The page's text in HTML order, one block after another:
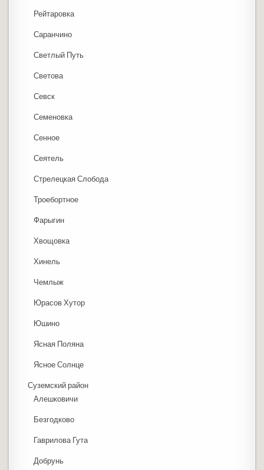
Рейтаровка
Саранчино
Светлый Путь
Светова
Севск
Семеновка
Сенное
Сеятель
Стрелецкая Слобода
Троебортное
Фарыгин
Хвощовка
Хинель
Чемлыж
Юрасов Хутор
Юшино
Ясная Поляна
Ясное Солнце
Суземский район
Алешковичи
Безгодково
Гаврилова Гута
Добрунь